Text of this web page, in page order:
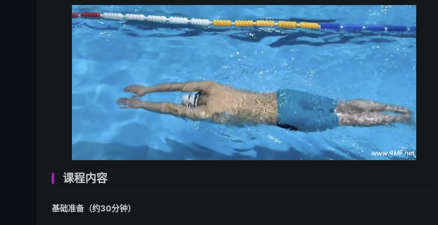
课程内容
基础准备（约30分钟）